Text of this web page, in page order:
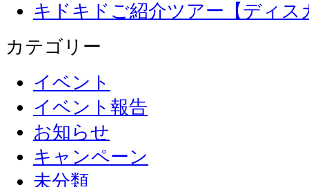
キドキドご紹介ツアー【ディス
カテゴリー
イベント
イベント報告
お知らせ
キャンペーン
未分類